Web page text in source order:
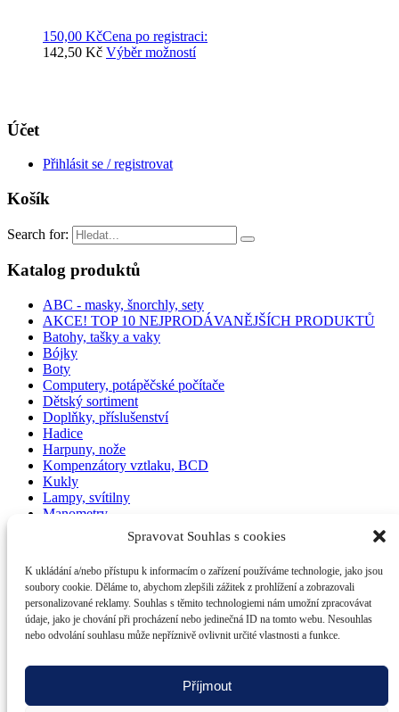
Spravovat Souhlas s cookies
K ukládání a/nebo přístupu k informacím o zařízení používáme technologie, jako jsou
soubory cookie. Děláme to, abychom zlepšili zážitek z prohlížení a zobrazovali
personalizované reklamy. Souhlas s těmito technologiemi nám umožní zpracovávat
údaje, jako je chování při procházení nebo jedinečná ID na tomto webu. Nesouhlas
nebo odvolání souhlasu může nepříznivě ovlivnit určité vlastnosti a funkce.
Příjmout
150,00 KčCena po registraci:
142,50 Kč Výběr možností
Účet
Přihlásit se / registrovat
Košík
Search for:
Katalog produktů
ABC - masky, šnorchly, sety
AKCE! TOP 10 NEJPRODÁVANĚJŠÍCH PRODUKTŮ
Batohy, tašky a vaky
Bójky
Boty
Computery, potápěčské počítače
Dětský sortiment
Doplňky, příslušenství
Hadice
Harpuny, nože
Kompenzátory vztlaku, BCD
Kukly
Lampy, svítilny
Manometry
Neoprenová a lycrová trika s UV, kalhoty, neoprenové vesty,
Plavání
Ploutve
Ponožky
Potapěčská móda a dárky
Regulátory
Ventily